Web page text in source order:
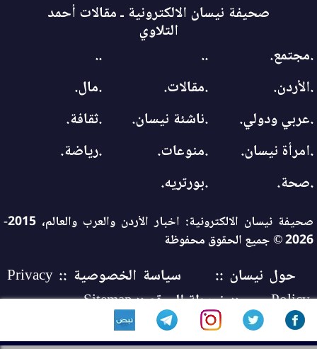
صحيفة نيسان الالكترونية ـ مقالات أحمد
التلاوي
.مجتمع.
..
..
.الأردن.
.مقالات.
.مال.
.عربي ودولي.
.ناشئة نيسان.
.ثقافة.
.امرأة نيسان.
.منوعات.
.رياضة.
.صحة.
.بورتريه.
صحيفة نيسان الالكترونية: اخبار الأردن والعرب والعالم، 2015-
2026 © جميع الحقوق محفوظة
حول نيسان ::
سياسة الخصوصية :: Privacy
Policy
:: خريطة الموقع :: Sitemap